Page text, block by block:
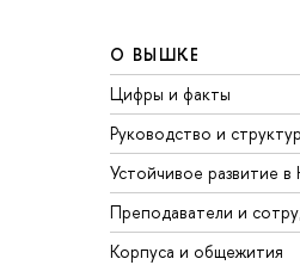
О ВЫШКЕ
Цифры и факты
Руководство и
Устойчивое развитие
Преподаватели и
Корпуса и общежития